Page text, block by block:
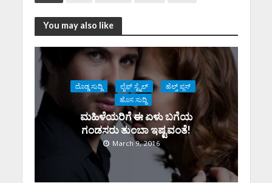
You may also like
ದೊಡ್ಡ ಸುದ್ದಿ ಲೈಫ್ ಸ್ಟೈಲ್
ಹೆಲ್ತ್ ಪ್ಲಸ್
ಹೊಸ ಸುದ್ದಿ
ಮಹಿಳೆಯರಿಗೆ ಈ ಏಳು ಬಗೆಯ
ಗಂಡಸರು ತುಂಬಾ ಇಷ್ಟವಂತೆ!
March 9, 2016